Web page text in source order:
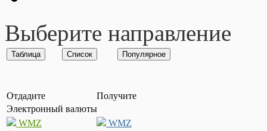
Выберите направление
Отдадите
Получите
Электронный валюты
WMZ
WMZ